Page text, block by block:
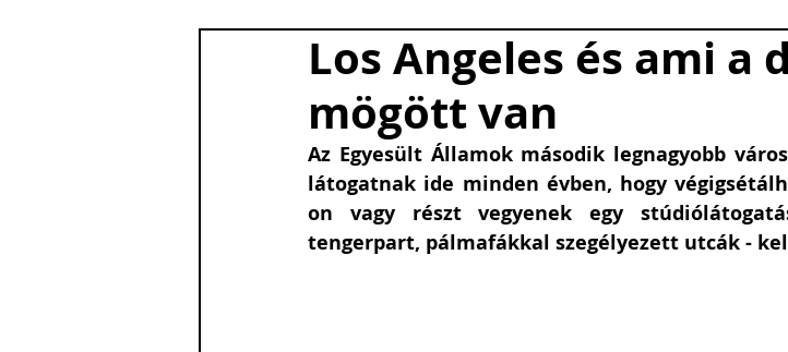
Los Angeles és ami a
mögött van
Az Egyesült Államok második legnagyobb
látogatnak ide minden évben, hogy
on vagy részt vegyenek egy
tengerpart, pálmafákkal szegélyezett utcák -